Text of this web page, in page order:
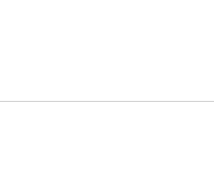
長化名）協同內調局臺南站擬
李慶神之關係徹底肅清陳篡
海因此遭捲入。1952年7月23日李